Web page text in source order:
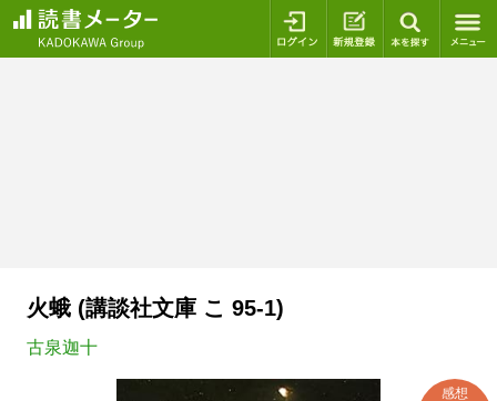
ログイン 新規登録
火蛾 (講談社文庫 こ 95-1)
古泉迦十
感想